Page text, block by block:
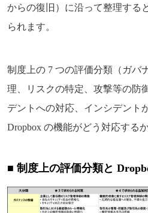
からの復旧）に沿って整理する
られます。
制度上の 7 つの評価分類（ガバ
理、リスクの特定、攻撃等の防
デントへの対応、インシデント
Dropbox の機能がどう対応する
■ 制度上の評価分類と